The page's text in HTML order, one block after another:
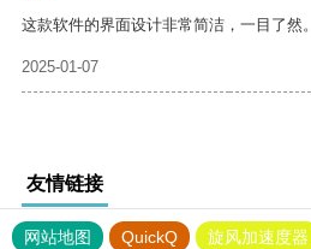
这款软件的界面设计非常简洁，一目了然。
2025-01-07
友情链接
网站地图 QuickQ 旋风加速度器